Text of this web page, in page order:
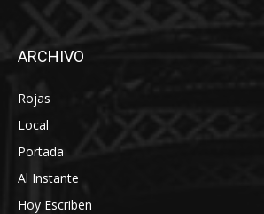
ARCHIVO
Rojas
Local
Portada
Al Instante
Hoy Escriben